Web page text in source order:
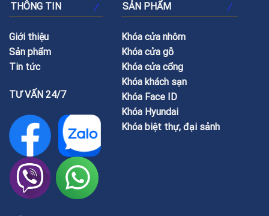
THÔNG TIN
Giới thiệu
Sản phẩm
Tin tức
TƯ VẤN 24/7
SẢN PHẨM
Khóa cửa nhôm
Khóa cửa gỗ
Khóa cửa cổng
Khóa khách sạn
Khóa Face ID
Khóa Hyundai
Khóa biệt thự, đại sảnh